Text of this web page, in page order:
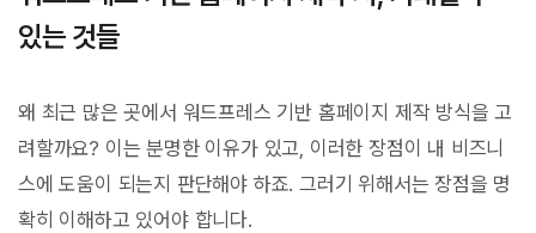
있는 것들
왜 최근 많은 곳에서 워드프레스 기반 홈페이지 제작 방식을 고
려할까요? 이는 분명한 이유가 있고, 이러한 장점이 내 비즈니
스에 도움이 되는지 판단해야 하죠. 그러기 위해서는 장점을 명
확히 이해하고 있어야 합니다.